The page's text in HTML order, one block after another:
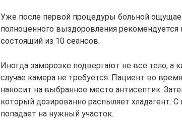
Уже после первой процедуры больной
полноценного выздоровления
состоящий из 10 сеансов.
Иногда заморозке подвергают не все тело, а
случае камера не требуется. Пациент во
наносит на выбранное место антисептик.
который дозированно распыляет хладагент.
попадает на нужный участок.